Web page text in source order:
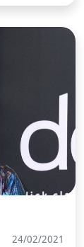
24/02/2021